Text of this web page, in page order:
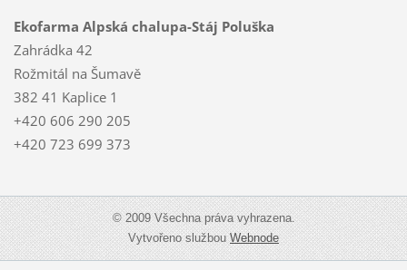
Ekofarma Alpská chalupa-Stáj Poluška
Zahrádka 42
Rožmitál na Šumavě
382 41 Kaplice 1
+420 606 290 205
+420 723 699 373
© 2009 Všechna práva vyhrazena.
Vytvořeno službouWebnode